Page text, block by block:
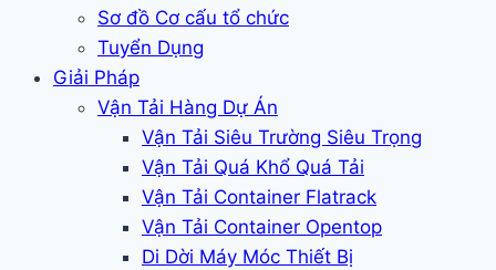
Sơ đồ Cơ cấu tổ chức
Tuyển Dụng
Giải Pháp
Vận Tải Hàng Dự Án
Vận Tải Siêu Trường Siêu Trọng
Vận Tải Quá Khổ Quá Tải
Vận Tải Container Flatrack
Vận Tải Container Opentop
Di Dời Máy Móc Thiết Bị